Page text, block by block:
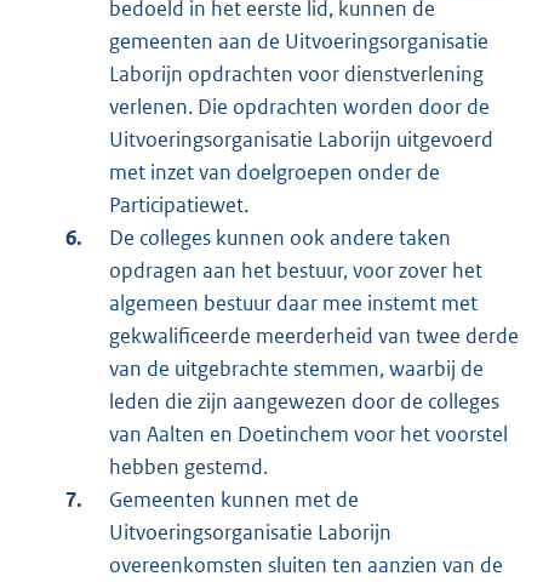
bedoeld in het eerste lid, kunnen de
gemeenten aan de Uitvoeringsorganisatie
Laborijn opdrachten voor dienstverlening
verlenen. Die opdrachten worden door de
Uitvoeringsorganisatie Laborijn uitgevoerd
met inzet van doelgroepen onder de
Participatiewet.
De colleges kunnen ook andere taken
opdragen aan het bestuur, voor zover het
algemeen bestuur daar mee instemt met
gekwalificeerde meerderheid van twee derde
van de uitgebrachte stemmen, waarbij de
leden die zijn aangewezen door de colleges
van Aalten en Doetinchem voor het voorstel
hebben gestemd.
Gemeenten kunnen met de
Uitvoeringsorganisatie Laborijn
overeenkomsten sluiten ten aanzien van de